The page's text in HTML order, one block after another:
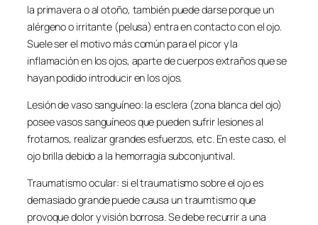
la primavera o al otoño, también puede darse porque un
alérgeno o irritante (pelusa) entra en contacto con el ojo.
Suele ser el motivo más común para el picor y la
inflamación en los ojos, aparte de cuerpos extraños que se
hayan podido introducir en los ojos.
Lesión de vaso sanguíneo: la esclera (zona blanca del ojo)
posee vasos sanguíneos que pueden sufrir lesiones al
frotarnos, realizar grandes esfuerzos, etc. En este caso, el
ojo brilla debido a la hemorragia subconjuntival.
Traumatismo ocular: si el traumatismo sobre el ojo es
demasiado grande puede causa un traumtismo que
provoque dolor y visión borrosa. Se debe recurrir a una